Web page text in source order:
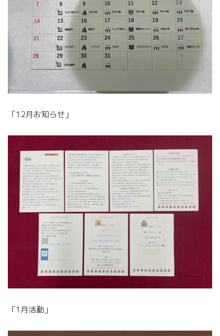
「12月お知らせ」
「1月活動」